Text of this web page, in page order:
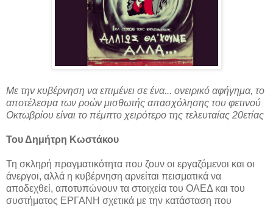
Με την κυβέρνηση να επιμένει σε ένα... ονειρικό αφήγημα, το
αποτέλεσμα των ροών μισθωτής απασχόλησης του φετινού
Οκτωβρίου είναι το πέμπτο χειρότερο της τελευταίας 20ετίας
Του Δημήτρη Κωστάκου
Τη σκληρή πραγματικότητα που ζουν οι εργαζόμενοι και οι
άνεργοι, αλλά η κυβέρνηση αρνείται πεισματικά να
αποδεχθεί, αποτυπώνουν τα στοιχεία του ΟΑΕΔ και του
συστήματος ΕΡΓΑΝΗ σχετικά με την κατάσταση που